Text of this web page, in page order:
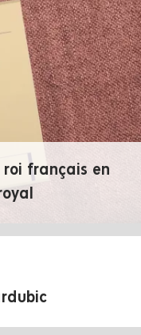
roi français en